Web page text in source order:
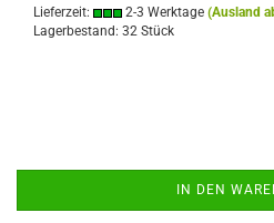
Lieferzeit: 2-3 Werktage (Ausland
Lagerbestand: 32 Stück
IN DEN